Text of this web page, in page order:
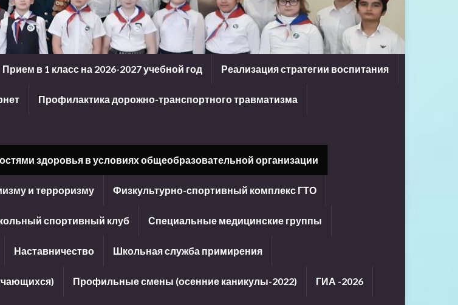
Прием в 1 класс на 2026-2027 учебной год Реализация стратегии воспитания
Профилактика дорожно-транспортного травматизма
здоровья в условиях общеобразовательной организации
и терроризму Физкультурно-спортивный комплекс ГТО
спортивный клуб Специальные медицинские группы
Наставничество Школьная служба примирения
Профильные смены (осенние каникулы-2022) ГИА -2026